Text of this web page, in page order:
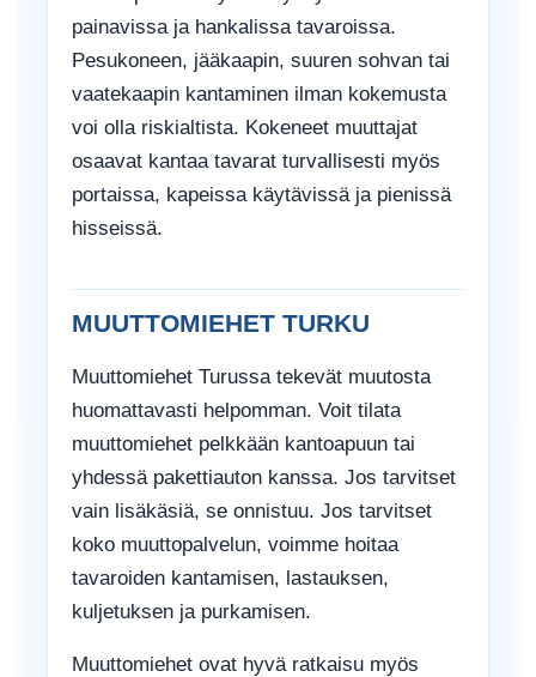
painavissa ja hankalissa tavaroissa.
Pesukoneen, jääkaapin, suuren sohvan tai
vaatekaapin kantaminen ilman kokemusta
voi olla riskialtista. Kokeneet muuttajat
osaavat kantaa tavarat turvallisesti myös
portaissa, kapeissa käytävissä ja pienissä
hisseissä.
MUUTTOMIEHET TURKU
Muuttomiehet Turussa tekevät muutosta
huomattavasti helpomman. Voit tilata
muuttomiehet pelkkään kantoapuun tai
yhdessä pakettiauton kanssa. Jos tarvitset
vain lisäkäsiä, se onnistuu. Jos tarvitset
koko muuttopalvelun, voimme hoitaa
tavaroiden kantamisen, lastauksen,
kuljetuksen ja purkamisen.
Muuttomiehet ovat hyvä ratkaisu myös